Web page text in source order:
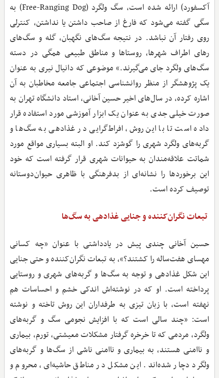
آکسفورد) ارائه شده است، سگ ولگرد (Free-Ranging Dog) به
سگی گفته می‌شود که فارغ از صاحب‌ داشتن یا نداشتن، کنترلی
روی رفتار آن نباشد. در نتیجه سگ‌های نگهبان، گله و سگ‌های
رهای اطراف شهرها، روستاها و مناطق طبیعی همگی در دسته
سگ‌های ولگرد جای می‌گیرند.» موضوعی که دانیال نیری به عنوان
یک پژوهشگر از منظر روانشناسی اجتماعی جامعه مخاطبان به آن
اشاره کرده، در سال‌های اخیر حسین آخانی، استاد دانشگاه تهران به
صورت خیلی جدی به عنوان یک ابزار آموزشی مورد استفاده قرار
داده است تا با این روش، افراط‌گرایی در غذادهی به سگ‌ها و
گربه‌های ولگرد شهری را گوشزد کند. او البته بسیاری مواقع مورد
شماتت علاقه‌مندان به حیوانات شهری قرار گرفته است که خود
این برخوردها را نشانه‌ای از بدفرهنگی با ظاهری حیوان‌دوستانه
توصیف کرده است.
تبعات نگران‌کننده و جنایی غذادهی به سگ‌ها
حسین آخانی چندی پیش در یادداشتی با عنوان «چه کسانی
مهسای هفت‌ساله را کشتند؟»، به تبعات نگران‌کننده و حتی جنایی
این شکل غذادهی و توجه به سگ‌ها و گربه‌های شهری و روستایی
پرداخته است. او که در نوشته‌اش اندکی خشم و احساسات هم
نهفته است، با زبان تیزی به طرفداران این روش تاخته و نوشته
است: «چند سالی است که با افزایش نجومی سگ و گربه‌های
ولگرد، مردمی که تا خرخره گرفتار مشکلات معیشتی، تورم، بیماری
و ناامنی هستند، به بیماری و ناامنی ناشی از سگ‌ها و گربه‌های
ولگرد دچار شده‌اند. این مشکل در مناطق حاشیه‌ای، محروم و